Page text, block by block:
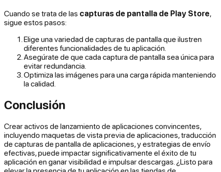
Cuando se trata de las capturas de pantalla de Play Store,
sigue estos pasos:
Elige una variedad de capturas de pantalla que ilustren
diferentes funcionalidades de tu aplicación.
Asegúrate de que cada captura de pantalla sea única para
evitar redundancia.
Optimiza las imágenes para una carga rápida manteniendo
la calidad.
Conclusión
Crear activos de lanzamiento de aplicaciones convincentes,
incluyendo maquetas de vista previa de aplicaciones, traducción
de capturas de pantalla de aplicaciones, y estrategias de envío
efectivas, puede impactar significativamente el éxito de tu
aplicación en ganar visibilidad e impulsar descargas. ¿Listo para